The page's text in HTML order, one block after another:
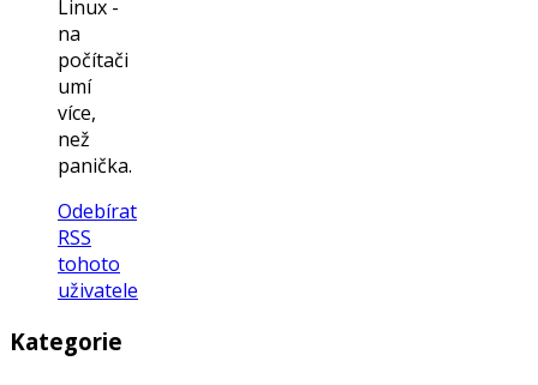
Linux -
na
počítači
umí
více,
než
panička.
Odebírat
RSS
tohoto
uživatele
Kategorie